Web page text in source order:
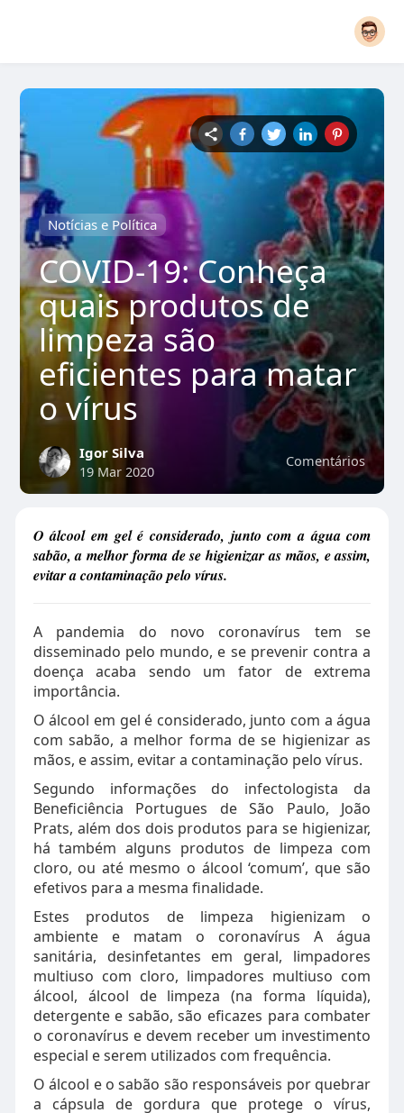
Notícias e Política
COVID-19: Conheça
quais produtos de
limpeza são
eficientes para matar
o vírus
Comentários
Igor Silva
19 Mar 2020
O álcool em gel é considerado, junto com a água com
sabão, a melhor forma de se higienizar as mãos, e assim,
evitar a contaminação pelo vírus.
A pandemia do novo coronavírus tem se
disseminado pelo mundo, e se prevenir contra a
doença acaba sendo um fator de extrema
importância.
O álcool em gel é considerado, junto com a água
com sabão, a melhor forma de se higienizar as
mãos, e assim, evitar a contaminação pelo vírus.
Segundo informações do infectologista da
Beneficiência Portugues de São Paulo, João
Prats, além dos dois produtos para se higienizar,
há também alguns produtos de limpeza com
cloro, ou até mesmo o álcool ‘comum’, que são
efetivos para a mesma finalidade.
Estes produtos de limpeza higienizam o
ambiente e matam o coronavírus A água
sanitária, desinfetantes em geral, limpadores
multiuso com cloro, limpadores multiuso com
álcool, álcool de limpeza (na forma líquida),
detergente e sabão, são eficazes para combater
o coronavírus e devem receber um investimento
especial e serem utilizados com frequência.
O álcool e o sabão são responsáveis por quebrar
a cápsula de gordura que protege o vírus,